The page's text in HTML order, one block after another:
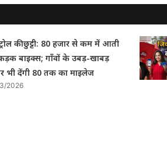
की छुट्टी: 80 हजार से कम में आती
बाइक्स; गाँवों के उबड़-खाबड़
भी देंगी 80 तक का माइलेज
2026